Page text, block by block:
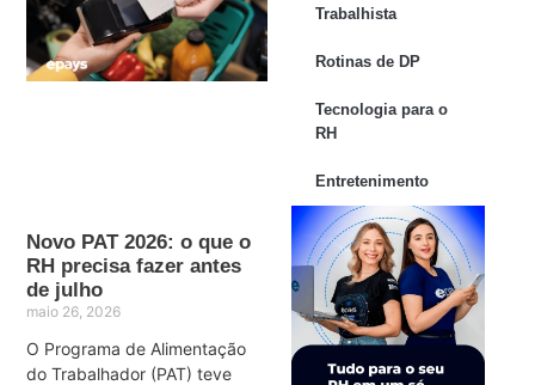
Novo PAT 2026: o que o
RH precisa fazer antes
de julho
maio 26, 2026
O Programa de Alimentação
do Trabalhador (PAT) teve
Trabalhista
Rotinas de DP
Tecnologia para o
RH
Entretenimento